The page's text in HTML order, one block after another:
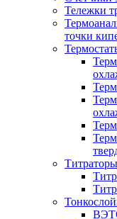
Тележки
точки
Титраторы